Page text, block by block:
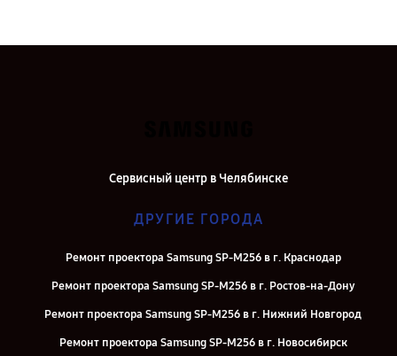
Сервисный центр в Челябинске
ДРУГИЕ ГОРОДА
Ремонт проектора Samsung SP-M256 в г. Краснодар
Ремонт проектора Samsung SP-M256 в г. Ростов-на-Дону
Ремонт проектора Samsung SP-M256 в г. Нижний Новгород
Ремонт проектора Samsung SP-M256 в г. Новосибирск